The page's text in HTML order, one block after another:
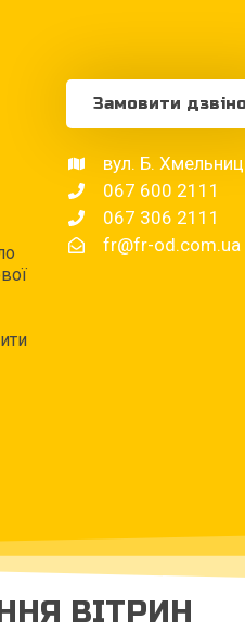
Замовити
вул. Б.
067 600 2111
067 306 2111
fr@fr-od.com.ua
ВІТРИН